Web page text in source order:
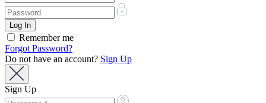
Remember me
Forgot Password?
Do not have an account? Sign Up
Sign Up